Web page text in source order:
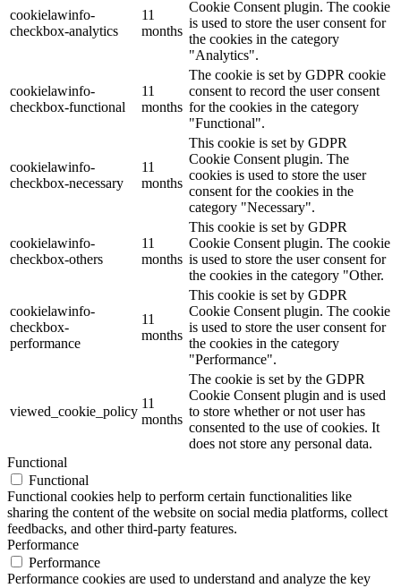
cookielawinfo-
checkbox-analytics
11
months
Cookie Consent plugin. The cookie
is used to store the user consent for
the cookies in the category
"Analytics".
cookielawinfo-
checkbox-functional
11
months
The cookie is set by GDPR cookie
consent to record the user consent
for the cookies in the category
"Functional".
cookielawinfo-
checkbox-necessary
11
months
This cookie is set by GDPR
Cookie Consent plugin. The
cookies is used to store the user
consent for the cookies in the
category "Necessary".
cookielawinfo-
checkbox-others
11
months
This cookie is set by GDPR
Cookie Consent plugin. The cookie
is used to store the user consent for
the cookies in the category "Other.
cookielawinfo-
checkbox-
performance
11
months
This cookie is set by GDPR
Cookie Consent plugin. The cookie
is used to store the user consent for
the cookies in the category
"Performance".
viewed_cookie_policy
11
months
The cookie is set by the GDPR
Cookie Consent plugin and is used
to store whether or not user has
consented to the use of cookies. It
does not store any personal data.
Functional
Functional
Functional cookies help to perform certain functionalities like
sharing the content of the website on social media platforms, collect
feedbacks, and other third-party features.
Performance
Performance
Performance cookies are used to understand and analyze the key